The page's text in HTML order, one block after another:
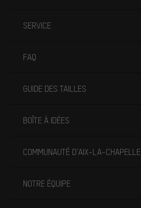
SERVICE
FAQ
GUIDE DES TAILLES
BOÎTE À IDÉES
COMMUNAUTÉ D'AIX-LA-CHAPELLE
NOTRE ÉQUIPE